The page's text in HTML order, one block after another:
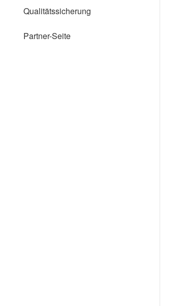
Sehbehinderte
Qualitätssicherung
Partner-Seite